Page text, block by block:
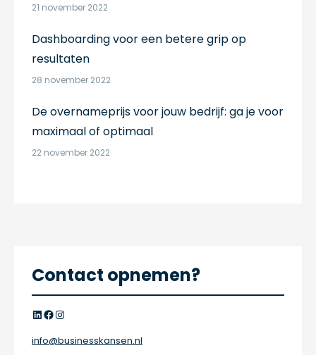
21 november 2022
Dashboarding voor een betere grip op
resultaten
28 november 2022
De overnameprijs voor jouw bedrijf: ga je voor
maximaal of optimaal
22 november 2022
Contact opnemen?
LinkedIn Facebook Instagram
info@businesskansen.nl